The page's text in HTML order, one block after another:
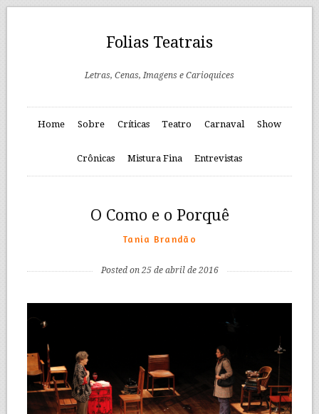
Folias Teatrais
Letras, Cenas, Imagens e Carioquices
Home Sobre Críticas Teatro Carnaval Show
Crônicas Mistura Fina Entrevistas
O Como e o Porquê
Tania Brandão
Posted on 25 de abril de 2016